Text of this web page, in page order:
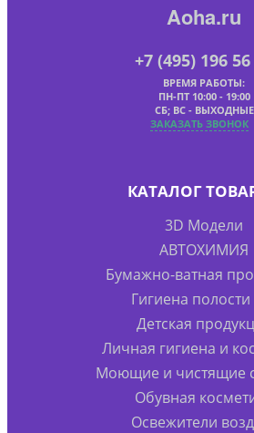
Aoha.ru
+7 (495) 196
ВРЕМЯ РАБОТЫ:
ПН-ПТ 10:00 - 19:00
СБ; ВС - ВЫХОДНЫЕ
ЗАКАЗАТЬ ЗВОНОК
КАТАЛОГ
3D Модели
АВТОХИМИЯ
Бумажно-ватная
Гигиена полости
Детская
Личная гигиена и
Моющие и чистящие
Обувная
Освежители